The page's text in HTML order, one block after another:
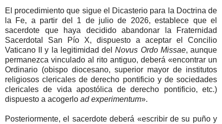
El procedimiento que sigue el Dicasterio para la Doctrina de
la Fe, a partir del 1 de julio de 2026, establece que el
sacerdote que haya decidido abandonar la Fraternidad
Sacerdotal San Pío X, dispuesto a aceptar el Concilio
Vaticano II y la legitimidad delNovus Ordo Missae, aunque
permanezca vinculado al rito antiguo, deberá «encontrar un
Ordinario (obispo diocesano, superior mayor de institutos
religiosos clericales de derecho pontificio y de sociedades
clericales de vida apostólica de derecho pontificio, etc.)
dispuesto a acogerlo ad experimentum».
Posteriormente, el sacerdote deberá «escribir de su puño y